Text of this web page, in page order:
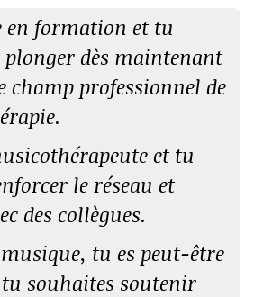
en formation et tu
plonger dès maintenant
champ professionnel de
et tu
le réseau et
des collègues.
tu es peut-être
souhaites soutenir